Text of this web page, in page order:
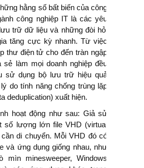
phủ số, kinh tế số và xã hội số
giúp bạn thiết kế thiệp cưới
nhanh chóng và đẹp mắt
dẫn sửa lỗi Zoom báo sai
khẩu đơn giản
tải Windows 11, download ISO
11 mới nhất
sách phím tắt Windows 11 mới
hằng số bất biến của công
công nghiệp IT là các yêu
trữ dữ liệu và những đòi hỏi
tăng cực kỳ nhanh. Từ việc
thư điện tử cho đến tràn ngập
sẻ làm mọi doanh nghiệp đều
sử dụng bộ lưu trữ hiệu quả
do tính năng chống trùng lặp
deduplication) xuất hiện.
hoạt động như sau: Giả sử
số lượng lớn file VHD (virtual
di chuyển. Mỗi VHD đó có
và ứng dụng giống nhau, như
mìn minesweeper, Windows